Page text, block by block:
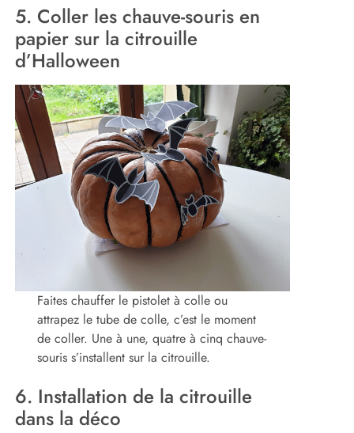
5. Coller les chauve-souris en
papier sur la citrouille
d’Halloween
Faites chauffer le pistolet à colle ou
attrapez le tube de colle, c’est le moment
de coller. Une à une, quatre à cinq chauve-
souris s’installent sur la citrouille.
6. Installation de la citrouille
dans la déco